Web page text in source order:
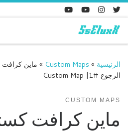
الرئيسية »
Custom Maps
» ماين
الرجوع #1| Custom Map
CUSTOM MAPS
ماين كرافت